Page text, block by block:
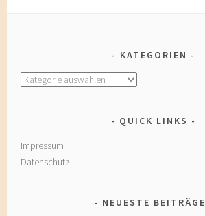
KATEGORIEN
Kategorien
QUICK LINKS
Impressum
Datenschutz
NEUESTE BEITRÄGE